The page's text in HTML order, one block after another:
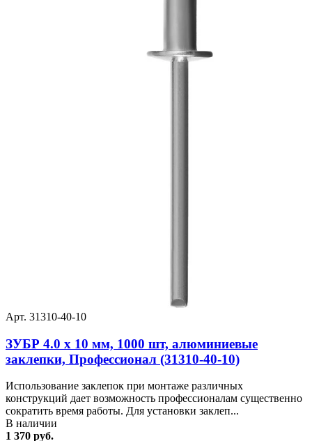
Арт. 31310-40-10
ЗУБР 4.0 x 10 мм, 1000 шт, алюминиевые
заклепки, Профессионал (31310-40-10)
Использование заклепок при монтаже различных
конструкций дает возможность профессионалам существенно
сократить время работы. Для установки заклеп...
В наличии
1 370 руб.